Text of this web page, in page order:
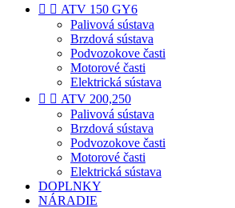
  ATV 150 GY6
Palivová sústava
Brzdová sústava
Podvozokove časti
Motorové časti
Elektrická sústava
  ATV 200,250
Palivová sústava
Brzdová sústava
Podvozokove časti
Motorové časti
Elektrická sústava
DOPLNKY
NÁRADIE